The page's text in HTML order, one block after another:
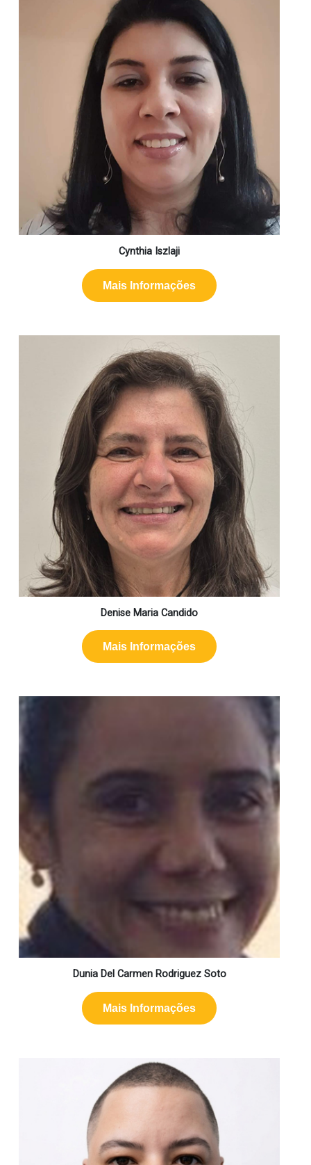
Cynthia Iszlaji
Mais Informações
Denise Maria Candido
Mais Informações
Dunia Del Carmen Rodriguez Soto
Mais Informações